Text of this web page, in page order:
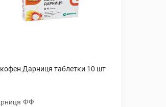
Дарниця таблетки 10 шт
ФФ